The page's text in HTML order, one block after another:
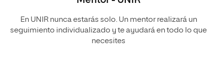
En UNIR nunca estarás solo. Un mentor realizará un
seguimiento individualizado y te ayudará en todo lo que
necesites